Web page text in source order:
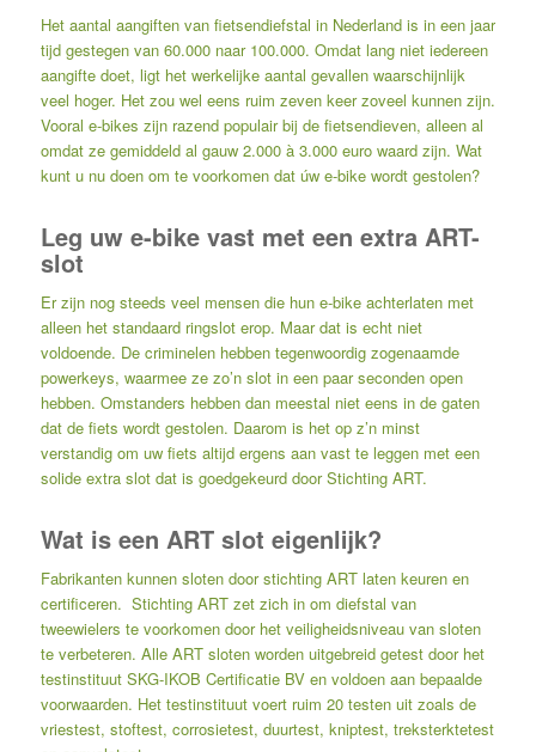
Het aantal aangiften van fietsendiefstal in Nederland is in een jaar
tijd gestegen van 60.000 naar 100.000. Omdat lang niet iedereen
aangifte doet, ligt het werkelijke aantal gevallen waarschijnlijk
veel hoger. Het zou wel eens ruim zeven keer zoveel kunnen zijn.
Vooral e-bikes zijn razend populair bij de fietsendieven, alleen al
omdat ze gemiddeld al gauw 2.000 à 3.000 euro waard zijn. Wat
kunt u nu doen om te voorkomen dat úw e-bike wordt gestolen?
Leg uw e-bike vast met een extra ART-
slot
Er zijn nog steeds veel mensen die hun e-bike achterlaten met
alleen het standaard ringslot erop. Maar dat is echt niet
voldoende. De criminelen hebben tegenwoordig zogenaamde
powerkeys, waarmee ze zo’n slot in een paar seconden open
hebben. Omstanders hebben dan meestal niet eens in de gaten
dat de fiets wordt gestolen. Daarom is het op z’n minst
verstandig om uw fiets altijd ergens aan vast te leggen met een
solide extra slot dat is goedgekeurd door Stichting ART.
Wat is een ART slot eigenlijk?
Fabrikanten kunnen sloten door stichting ART laten keuren en
certificeren. Stichting ART zet zich in om diefstal van
tweewielers te voorkomen door het veiligheidsniveau van sloten
te verbeteren. Alle ART sloten worden uitgebreid getest door het
testinstituut SKG-IKOB Certificatie BV en voldoen aan bepaalde
voorwaarden. Het testinstituut voert ruim 20 testen uit zoals de
vriestest, stoftest, corrosietest, duurtest, kniptest, treksterktetest